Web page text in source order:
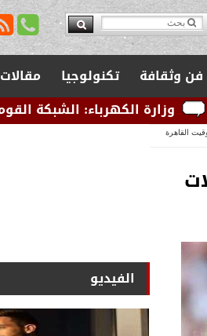
فن وثقافة تكنولوجيا مقالات
الشبكة القومية آمنة ومستقرة
القاهرة
الفيديو